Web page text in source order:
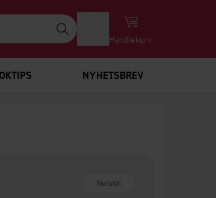
Handlekurv
NYHETSBREV
Nullstill